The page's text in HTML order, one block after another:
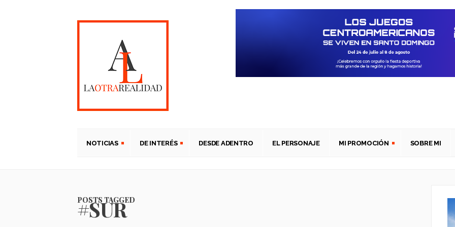
NOTICIAS DE INTERÉS DESDE ADENTRO EL PERSONAJE MI PROMOCIÓN SOBRE MI
POSTS TAGGED
#SUR